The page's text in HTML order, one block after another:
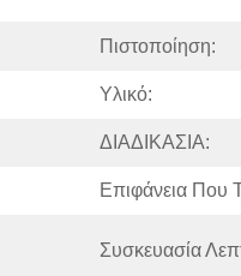
Πιστοποίηση:
Υλικό:
ΔΙΑΔΙΚΑΣΙΑ:
Επιφάνεια Που
Συσκευασία